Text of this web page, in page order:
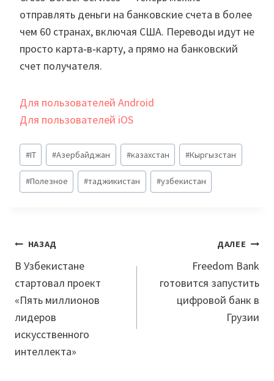
отправлять деньги на банковские счета в более
чем 60 странах, включая США. Переводы идут не
просто карта‑в‑карту, а прямо на банковский
счет получателя.
Для пользователей Android
Для пользователей iOS
Метки
записи:
#IT #Азербайджан #казахстан #Кыргызстан
#Полезное #таджикистан #узбекистан
Навигация
по
записям
НАЗАД
В Узбекистане
стартовал проект
«Пять миллионов
лидеров
искусственного
интеллекта»
ДАЛЕЕ
Freedom Bank
готовится запустить
цифровой банк в
Грузии